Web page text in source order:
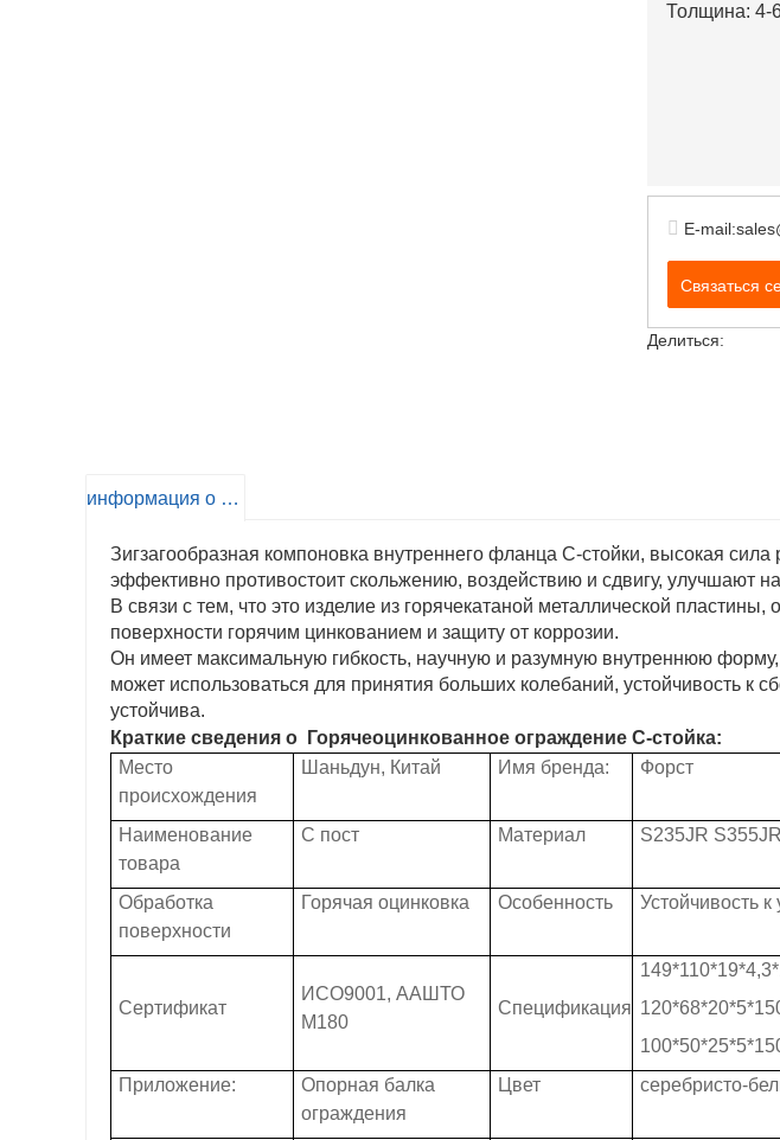
Толщина: 4-
E-
Связаться
Делиться:
информация о продукте
Зигзагообразная компоновка внутреннего фланца C-стойки, высокая сила
эффективно противостоит скольжению, воздействию и сдвигу, улучшают
В связи с тем, что это изделие из горячекатаной металлической
поверхности горячим цинкованием и защиту от коррозии.
Он имеет максимальную гибкость, научную и разумную внутреннюю
может использоваться для принятия больших колебаний, устойчивость к
устойчива.
Краткие сведения о
Горячеоцинкованное ограждение C-стойка:
Место
происхождения
Шаньдун, Китай Имя бренда: Форст
Наименование
товара
C пост Материал S235JR S355JR
Обработка
поверхности
Горячая оцинковка Особенность Устойчивость
Сертификат
ИСО9001, ААШТО
М180
Спецификация
Приложение:
Опорная балка
ограждения
Цвет серебристо-